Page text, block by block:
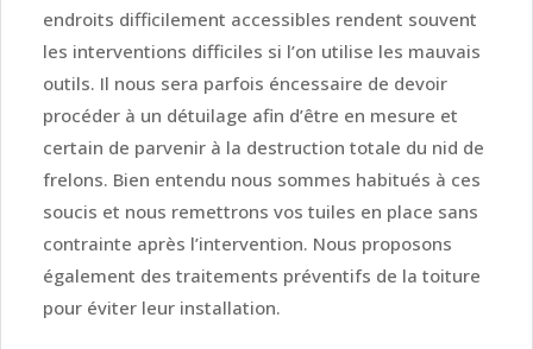
endroits difficilement accessibles rendent souvent
les interventions difficiles si l’on utilise les mauvais
outils. Il nous sera parfois éncessaire de devoir
procéder à un détuilage afin d’être en mesure et
certain de parvenir à la destruction totale du nid de
frelons. Bien entendu nous sommes habitués à ces
soucis et nous remettrons vos tuiles en place sans
contrainte après l’intervention. Nous proposons
également des traitements préventifs de la toiture
pour éviter leur installation.